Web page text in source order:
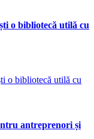
o bibliotecă utilă cu
antreprenori și